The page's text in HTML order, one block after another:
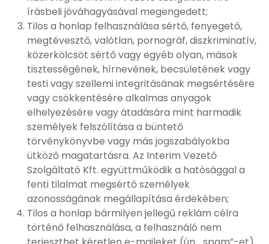
írásbeli jóváhagyásával megengedett;
Tilos a honlap felhasználása sértő, fenyegető,
megtévesztő, valótlan, pornográf, diszkriminatív,
közerkölcsöt sértő vagy egyéb olyan, mások
tisztességének, hírnevének, becsületének vagy
testi vagy szellemi integritásának megsértésére
vagy csökkentésére alkalmas anyagok
elhelyezésére vagy átadására mint harmadik
személyek felszólítása a büntető
törvénykönyvbe vagy más jogszabályokba
ütköző magatartásra. Az Interim Vezető
Szolgáltató Kft. együttműködik a hatósággal a
fenti tilalmat megsértő személyek
azonosságának megállapítása érdekében;
Tilos a honlap bármilyen jellegű reklám célra
történő felhasználása, a felhasználó nem